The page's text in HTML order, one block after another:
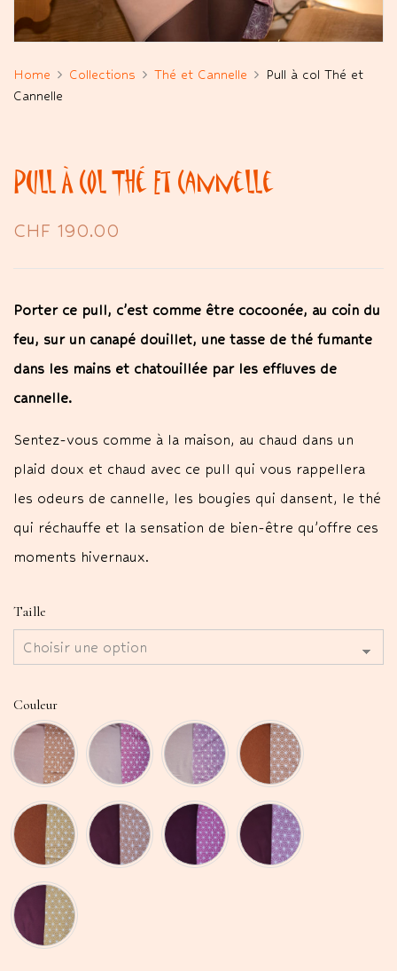
Home Collections Thé et Cannelle
Pull à col Thé et
Cannelle
Pull À Col Thé Et Cannelle
CHF 190.00
Porter ce pull, c’est comme être cocoonée, au coin du
feu, sur un canapé douillet, une tasse de thé fumante
dans les mains et chatouillée par les effluves de
cannelle.
Sentez-vous comme à la maison, au chaud dans un
plaid doux et chaud avec ce pull qui vous rappellera
les odeurs de cannelle, les bougies qui dansent, le thé
qui réchauffe et la sensation de bien-être qu’offre ces
moments hivernaux.
Taille
Couleur